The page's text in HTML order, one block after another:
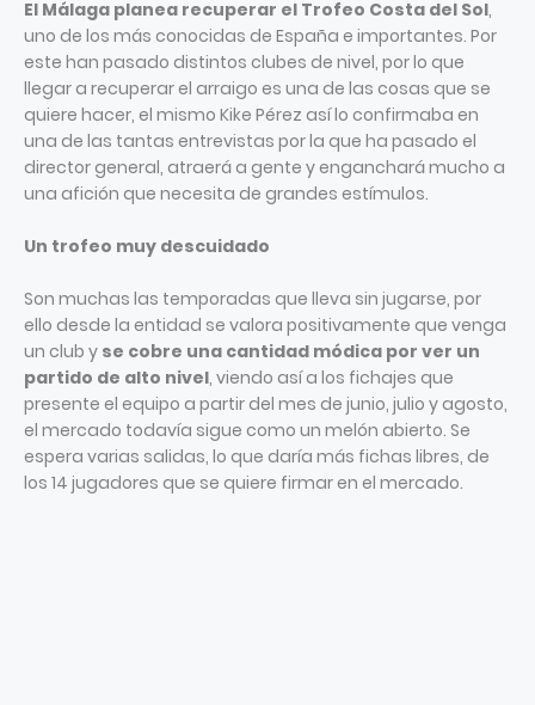
El Málaga planea recuperar el Trofeo Costa del Sol,
uno de los más conocidas de España e importantes. Por
este han pasado distintos clubes de nivel, por lo que
llegar a recuperar el arraigo es una de las cosas que se
quiere hacer, el mismo Kike Pérez así lo confirmaba en
una de las tantas entrevistas por la que ha pasado el
director general, atraerá a gente y enganchará mucho a
una afición que necesita de grandes estímulos.
Un trofeo muy descuidado
Son muchas las temporadas que lleva sin jugarse, por
ello desde la entidad se valora positivamente que venga
un club y se cobre una cantidad módica por ver un
partido de alto nivel, viendo así a los fichajes que
presente el equipo a partir del mes de junio, julio y agosto,
el mercado todavía sigue como un melón abierto. Se
espera varias salidas, lo que daría más fichas libres, de
los 14 jugadores que se quiere firmar en el mercado.